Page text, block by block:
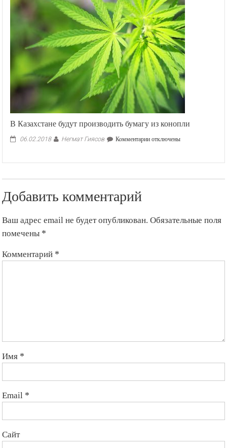
В Казахстане будут производить бумагу из конопли
06.02.2018 Негмат Гиясов Комментариикотключены
Добавить комментарий
Ваш адрес email не будет опубликован. Обязательные поля
помечены *
Комментарий *
Имя *
Email *
Сайт